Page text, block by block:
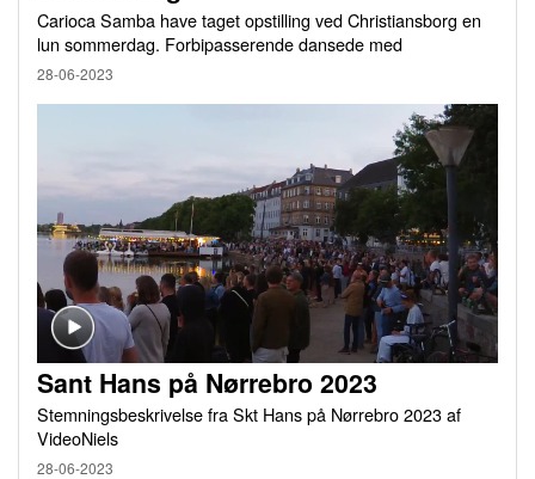
Carioca Samba have taget opstilling ved Christiansborg en
lun sommerdag. Forbipasserende dansede med
28-06-2023
Sant Hans på Nørrebro 2023
Stemningsbeskrivelse fra Skt Hans på Nørrebro 2023 af
VideoNiels
28-06-2023